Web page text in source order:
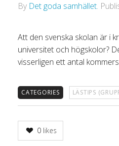
By Det goda samhället.
Att den svenska skolan är i
universitet och högskolor?
visserligen ett antal
CATEGORIES LÄSTIPS
0 likes